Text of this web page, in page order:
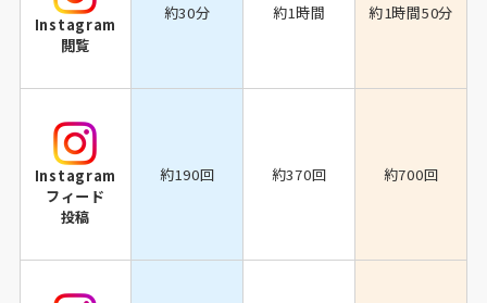
Instagram
閲覧
約30分 約1時間 約1時間50分
Instagram
フィード
投稿
約190回 約370回 約700回